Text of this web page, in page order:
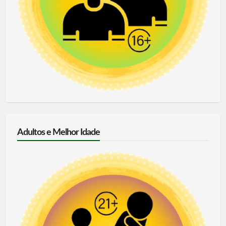
Adultos e Melhor Idade